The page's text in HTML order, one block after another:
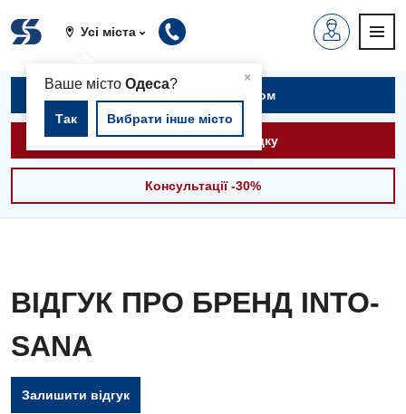
Усі міста
×
Ваше містоОдеса?
Так Вибрати інше місто
Вакансії
Записатися на прийом
Викликати швидку
Консультації -30%
ВІДГУК ПРО БРЕНД INTO-
SANA
Залишити відгук